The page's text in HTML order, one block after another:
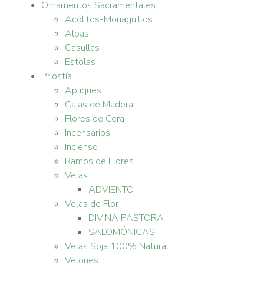
Ornamentos Sacramentales
Acólitos-Monaguillos
Albas
Casullas
Estolas
Priostía
Apliques
Cajas de Madera
Flores de Cera
Incensarios
Incienso
Ramos de Flores
Velas
ADVIENTO
Velas de Flor
DIVINA PASTORA
SALOMÓNICAS
Velas Soja 100% Natural
Velones